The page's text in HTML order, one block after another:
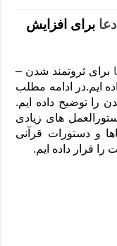
و طلب حاجت
ثروت و برکت مال
چشم زخم ماشاالله
قلب و رفع اضطراب
حضرت سلیمان
دعا برای افزایش
برای ثروتمند شدن –
ایم.در ادامه مطلب
را توضیح داده ایم.
های زیادی
و دستورات قرآنی
قرار داده ایم.